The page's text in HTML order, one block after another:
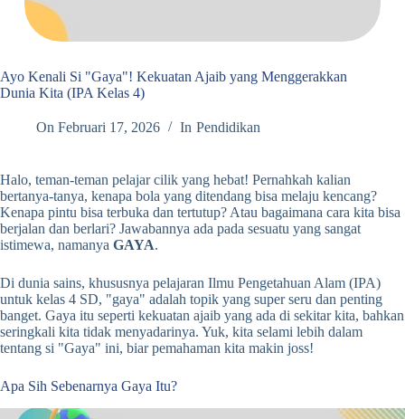
Ayo Kenali Si "Gaya"! Kekuatan Ajaib yang Menggerakkan
Dunia Kita (IPA Kelas 4)
On Februari 17, 2026 In Pendidikan
Halo, teman-teman pelajar cilik yang hebat! Pernahkah kalian
bertanya-tanya, kenapa bola yang ditendang bisa melaju kencang?
Kenapa pintu bisa terbuka dan tertutup? Atau bagaimana cara kita bisa
berjalan dan berlari? Jawabannya ada pada sesuatu yang sangat
istimewa, namanya GAYA.
Di dunia sains, khususnya pelajaran Ilmu Pengetahuan Alam (IPA)
untuk kelas 4 SD, "gaya" adalah topik yang super seru dan penting
banget. Gaya itu seperti kekuatan ajaib yang ada di sekitar kita, bahkan
seringkali kita tidak menyadarinya. Yuk, kita selami lebih dalam
tentang si "Gaya" ini, biar pemahaman kita makin joss!
Apa Sih Sebenarnya Gaya Itu?